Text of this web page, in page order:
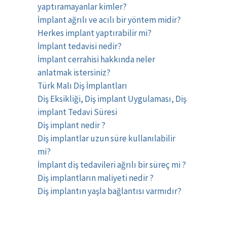
yaptıramayanlar kimler?
İmplant ağrılı ve acılı bir yöntem midir?
Herkes implant yaptırabilir mi?
İmplant tedavisi nedir?
İmplant cerrahisi hakkında neler
anlatmak istersiniz?
Türk Malı Diş İmplantları
Diş Eksikliği, Diş implant Uygulaması, Diş
implant Tedavi Süresi
Diş implant nedir ?
Diş implantlar uzun süre kullanılabilir
mi?
İmplant diş tedavileri ağrılı bir süreç mi ?
Diş implantların maliyeti nedir ?
Diş implantın yaşla bağlantısı varmıdır?